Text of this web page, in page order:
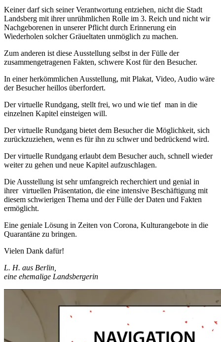
Keiner darf sich seiner Verantwortung entziehen, nicht die Stadt
Landsberg mit ihrer unrühmlichen Rolle im 3. Reich und nicht wir
Nachgeborenen in unserer Pflicht durch Erinnerung ein
Wiederholen solcher Gräueltaten unmöglich zu machen.
Zum anderen ist diese Ausstellung selbst in der Fülle der
zusammengetragenen Fakten, schwere Kost für den Besucher.
In einer herkömmlichen Ausstellung, mit Plakat, Video, Audio wäre
der Besucher heillos überfordert.
Der virtuelle Rundgang, stellt frei, wo und wie tief man in die
einzelnen Kapitel einsteigen will.
Der virtuelle Rundgang bietet dem Besucher die Möglichkeit, sich
zurückzuziehen, wenn es für ihn zu schwer und bedrückend wird.
Der virtuelle Rundgang erlaubt dem Besucher auch, schnell wieder
weiter zu gehen und neue Kapitel aufzuschlagen.
Die Ausstellung ist sehr umfangreich recherchiert und genial in
ihrer virtuellen Präsentation, die eine intensive Beschäftigung mit
diesem schwierigen Thema und der Fülle der Daten und Fakten
ermöglicht.
Eine geniale Lösung in Zeiten von Corona, Kulturangebote in die
Quarantäne zu bringen.
Vielen Dank dafür!
L. H. aus Berlin,
eine ehemalige Landsbergerin